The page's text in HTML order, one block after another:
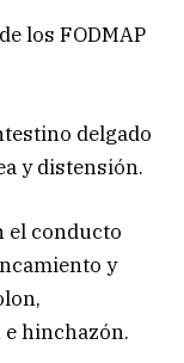
los FODMAP
delgado
y distensión.
el conducto
y
hinchazón.